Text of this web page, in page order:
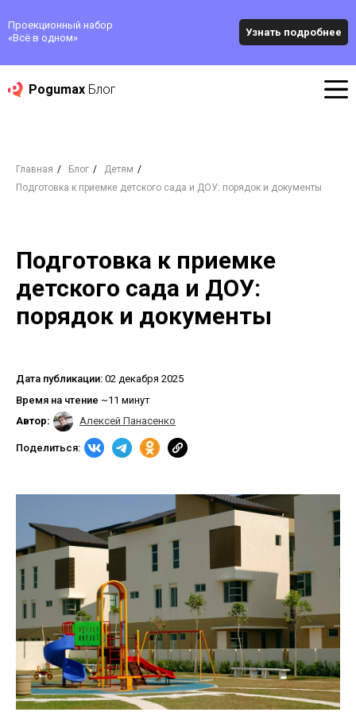
Проекционный набор
«‎Всё в одном»
Узнать подробнее
Pogumax Блог
Главная / Блог / Детям /
Подготовка к приемке детского сада и ДОУ: порядок и документы
Подготовка к приемке
детского сада и ДОУ:
порядок и документы
Поделиться:
Время на чтение ~11 минут
Дата публикации: 02 декабря 2025
Автор: Алексей Панасенко